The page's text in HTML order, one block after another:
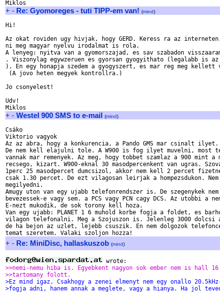
+ - Re: Gyomoreges - tuti TIPP-em van! (mind)
Hi!
Az okat roviden ugy hivjak, hogy GERD. Keress ra az
ni meg magyar nyelvu irodalmat is rola.
A lenyeg: nyitva van a gyomorszajad, es sav szabadon
. Viszonylag egywzeruen es gyorsan gyogyithato (legalabb is
). En egy honapja szedem a gyogyszert, es mar reg meg kellett
(A jovo heten megyek kontrollra.)
Jo csonyelest!
Udv!
+ - Westel 900 SMS to e-mail (mind)
Csáko
Viktorio vagyok
Az az abra, hogy a konkurencia, a Pando GMS mar csinalt ilyet.
De nem kell elajulni tole. A W900 is fog ilyet muvelni, most
vannak mar remenyek. Az meg, hogy tobbet szamlaz a 900 mint a
recsego, kizart. W900-eknal 30 masodpercenkent van ugras.
1perc 25 masodpercet dumcsizol, akkor nem kell 2 percet
csak 1.30 percet. De ezt vilagosan leirjak a hompezsdukon.
megilyedni.
Amugy uton van egy ujabb telefonrendszer is. De szegenykek
bevezessek-e vagy sem. a PCS vagy PCN cagy DCS. Az utobbi a
E-nezt mukodik, de sok torony kell hoza.
Van egy ujabb: PLANET 1 6 muhold korbe fogja a foldet, es
vilagon telefonalni. Meg a Szojuszon is. Jelenleg 3000 dolcsi
de ha bejon az uzlet, lejebb csuszik. En nem dolgozok
+ - Re: MiniDisc, hallaskuszob (mind)
>>nemi-nemu hiba is. Egyebkent nagyon sok ember nem is hall 16
>>tartomany folott.
>Ez mind igaz. Csakhogy a zenei elmenyt nem egy onallo
>fogja adni, hanem annak a meglete, vagy a hianya. Ha jol